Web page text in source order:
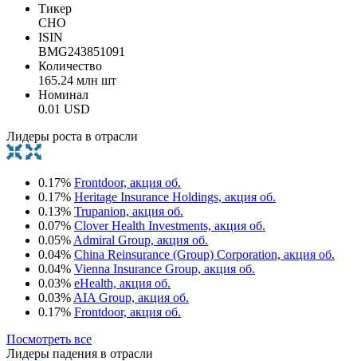
Тикер
CHO
ISIN
BMG243851091
Количество
165.24 млн шт
Номинал
0.01 USD
Лидеры роста в отрасли
0.17% Frontdoor, акция об.
0.17% Heritage Insurance Holdings, акция об.
0.13% Trupanion, акция об.
0.07% Clover Health Investments, акция об.
0.05% Admiral Group, акция об.
0.04% China Reinsurance (Group) Corporation, акция об.
0.04% Vienna Insurance Group, акция об.
0.03% eHealth, акция об.
0.03% AIA Group, акция об.
0.17% Frontdoor, акция об.
Посмотреть все
Лидеры падения в отрасли